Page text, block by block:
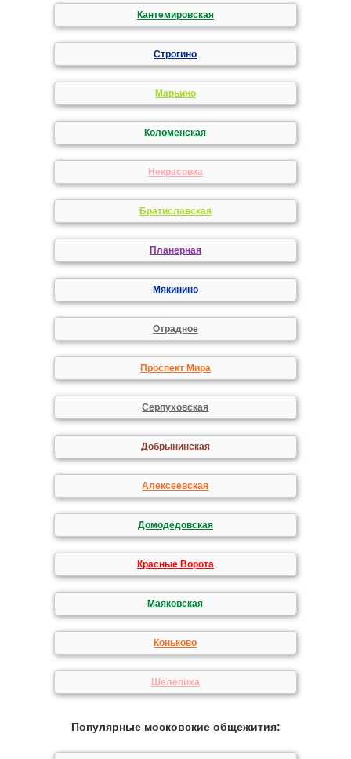
Кантемировская
Строгино
Марьино
Коломенская
Некрасовка
Братиславская
Планерная
Мякинино
Отрадное
Проспект Мира
Серпуховская
Добрынинская
Алексеевская
Домодедовская
Красные Ворота
Маяковская
Коньково
Шелепиха
Популярные московские общежития: